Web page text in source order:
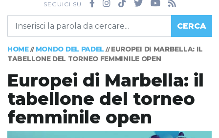
SEGUICI SU
CERCA
HOME// MONDO DEL PADEL // EUROPEI DI MARBELLA: IL
TABELLONE DEL TORNEO FEMMINILE OPEN
Europei di Marbella: il
tabellone del torneo
femminile open